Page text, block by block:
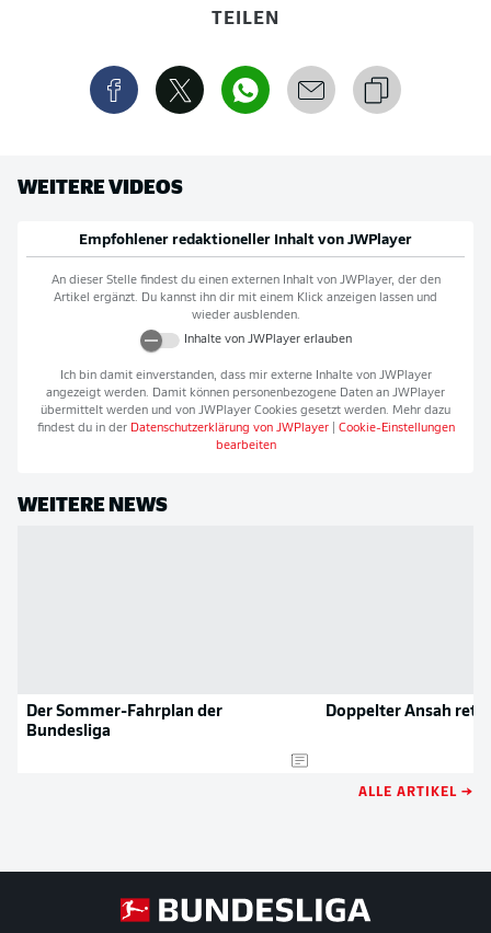
TEILEN
WEITERE VIDEOS
Empfohlener redaktioneller Inhalt von JWPlayer
An dieser Stelle findest du einen externen Inhalt von JWPlayer, der den
Artikel ergänzt. Du kannst ihn dir mit einem Klick anzeigen lassen und
wieder ausblenden.
Inhalte von JWPlayererlauben
Ich bin damit einverstanden, dass mir externe Inhalte von JWPlayer
angezeigt werden. Damit können personenbezogene Daten an JWPlayer
übermittelt werden und von JWPlayer Cookies gesetzt werden. Mehr dazu
findest du in der Datenschutzerklärung von JWPlayer| Cookie-Einstellungen
bearbeiten
WEITERE NEWS
Der Sommer-Fahrplan der
Bundesliga
Doppelter Ansah
ALLE ARTIKEL →